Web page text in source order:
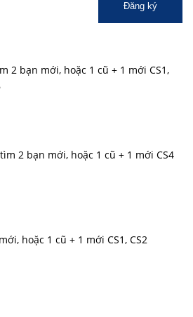
Đăng ký
2 bạn mới, hoặc 1 cũ + 1 mới CS1,
2 bạn mới, hoặc 1 cũ + 1 mới CS4
hoặc 1 cũ + 1 mới CS1, CS2